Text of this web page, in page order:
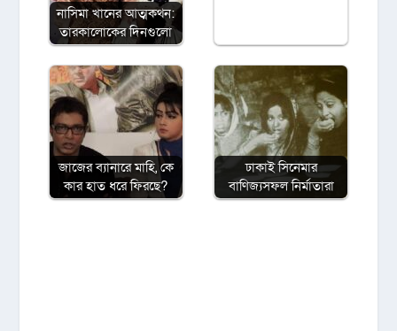
নাসিমা খানের আত্মকথন:
তারকালোকের দিনগুলো
জাজের ব্যানারে মাহি, কে
কার হাত ধরে ফিরছে?
ঢাকাই সিনেমার
বাণিজ্যসফল নির্মাতারা